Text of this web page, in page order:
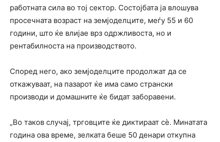
работната сила во тој сектор. Состојбата ја влошува
просечната возраст на земјоделците, меѓу 55 и 60
години, што ќе влијае врз одржливоста, но и
рентабилноста на производството.
Според него, ако земјоделците продолжат да се
откажуваат, на пазарот ќе има само странски
производи и домашните ќе бидат заборавени.
„Во таков случај, трговците ќе диктираат сè. Минатата
година ова време, зелката беше 50 денари откупна